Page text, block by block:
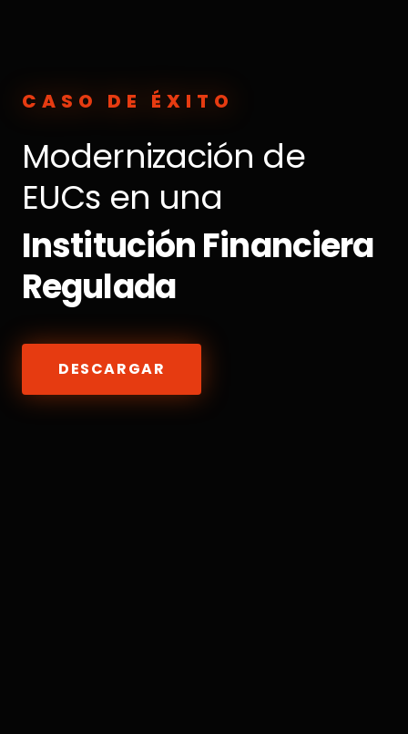
CASO DE ÉXITO
Modernización de
EUCs en una
Institución Financiera
Regulada
DESCARGAR